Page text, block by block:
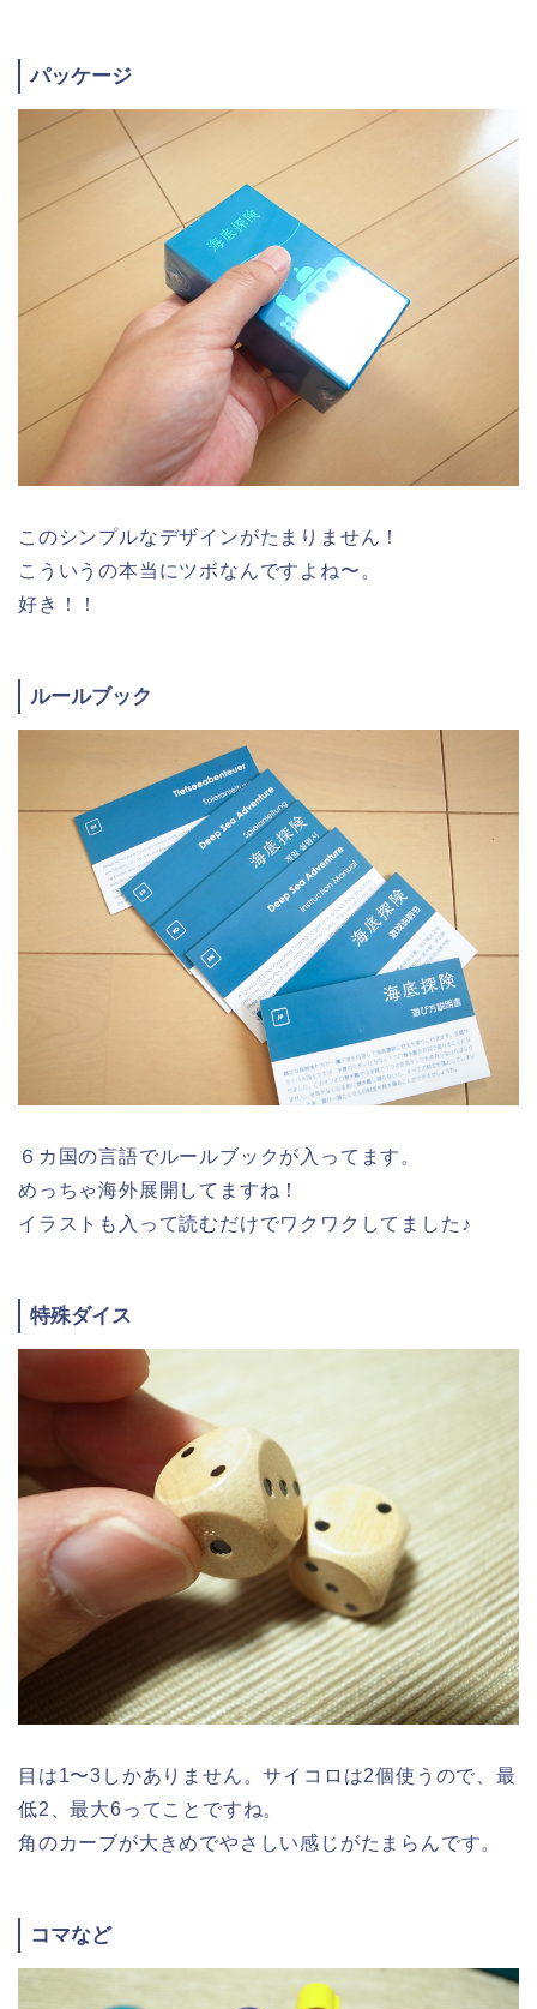
パッケージ
このシンプルなデザインがたまりません！
こういうの本当にツボなんですよね〜。
好き！！
ルールブック
６カ国の言語でルールブックが入ってます。
めっちゃ海外展開してますね！
イラストも入って読むだけでワクワクしてました♪
特殊ダイス
目は1〜3しかありません。サイコロは2個使うので、最
低2、最大6ってことですね。
角のカーブが大きめでやさしい感じがたまらんです。
コマなど